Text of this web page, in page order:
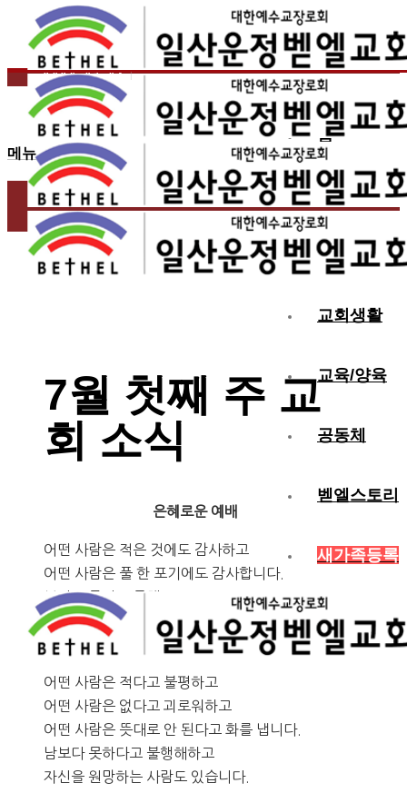
홈
교회소개
예배
교회생활
교육/양육
공동체
벧엘스토리
새가족등록
메뉴
2026.07.04
7월 첫째 주 교회 소식
7월 첫째 주 교
회 소식
은혜로운 예배
어떤 사람은 적은 것에도 감사하고
어떤 사람은 풀 한 포기에도 감사합니다.
보지도 듣지도 못해도
단어 하나로 감사하는 사람이 있고
가진 것 없이도 감사하는 사람이 있습니다.
어떤 사람은 적다고 불평하고
어떤 사람은 없다고 괴로워하고
어떤 사람은 뜻대로 안 된다고 화를 냅니다.
남보다 못하다고 불행해하고
자신을 원망하는 사람도 있습니다.